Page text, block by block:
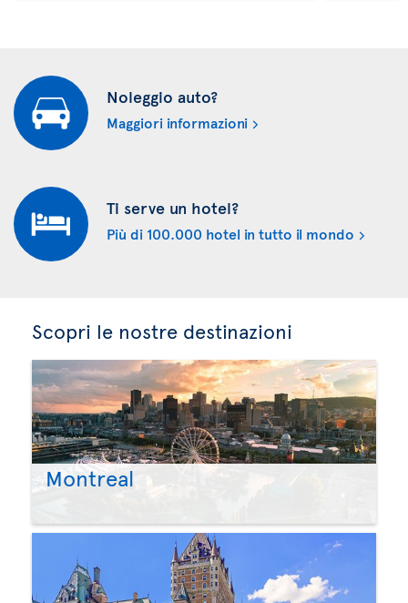
Noleggio auto?
Maggiori informazioni
Ti serve un hotel?
Più di 100.000 hotel in tutto il mondo
Scopri le nostre destinazioni
Montreal